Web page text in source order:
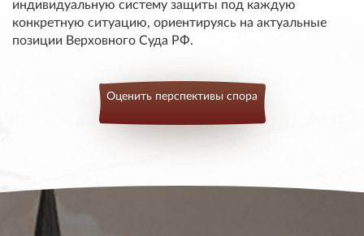
индивидуальную систему защиты под каждую
конкретную ситуацию, ориентируясь на актуальные
позиции Верховного Суда РФ.
Оценить перспективы спора